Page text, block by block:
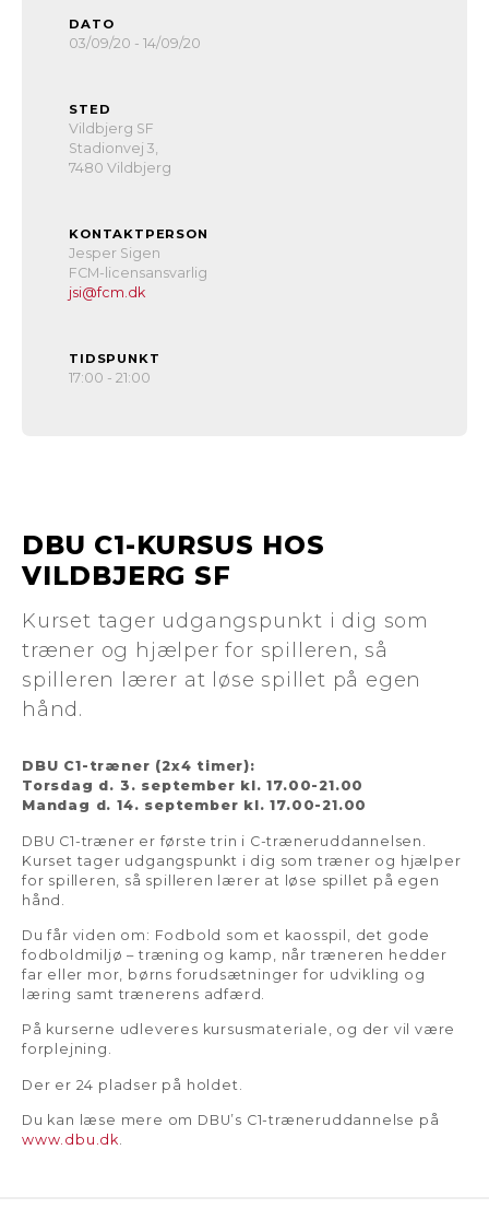
DATO
03/09/20 - 14/09/20
STED
Vildbjerg SF
Stadionvej 3,
7480 Vildbjerg
KONTAKTPERSON
Jesper Sigen
FCM-licensansvarlig
jsi@fcm.dk
TIDSPUNKT
17:00 - 21:00
DBU C1-KURSUS HOS
VILDBJERG SF
Kurset tager udgangspunkt i dig som
træner og hjælper for spilleren, så
spilleren lærer at løse spillet på egen
hånd.
DBU C1-træner (2x4 timer):
Torsdag d. 3. september kl. 17.00-21.00
Mandag d. 14. september kl. 17.00-21.00
DBU C1-træner er første trin i C-træneruddannelsen.
Kurset tager udgangspunkt i dig som træner og hjælper
for spilleren, så spilleren lærer at løse spillet på egen
hånd.
Du får viden om: Fodbold som et kaosspil, det gode
fodboldmiljø – træning og kamp, når træneren hedder
far eller mor, børns forudsætninger for udvikling og
læring samt trænerens adfærd.
På kurserne udleveres kursusmateriale, og der vil være
forplejning.
Der er 24 pladser på holdet.
Du kan læse mere om DBU’s C1-træneruddannelse på
www.dbu.dk.